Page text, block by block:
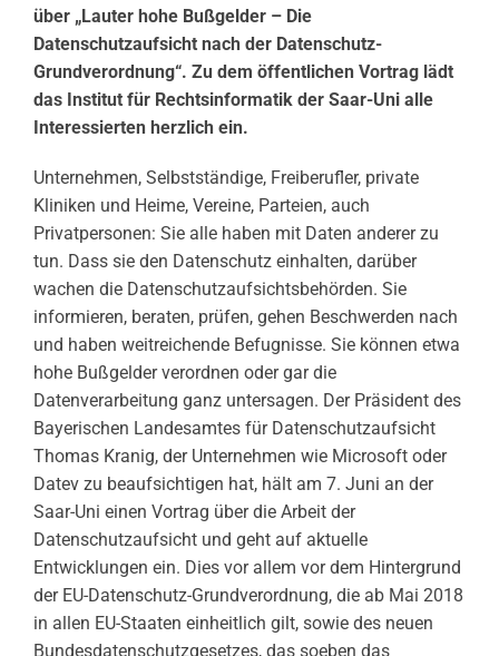
über „Lauter hohe Bußgelder – Die
Datenschutzaufsicht nach der Datenschutz-
Grundverordnung“. Zu dem öffentlichen Vortrag lädt
das Institut für Rechtsinformatik der Saar-Uni alle
Interessierten herzlich ein.
Unternehmen, Selbstständige, Freiberufler, private
Kliniken und Heime, Vereine, Parteien, auch
Privatpersonen: Sie alle haben mit Daten anderer zu
tun. Dass sie den Datenschutz einhalten, darüber
wachen die Datenschutzaufsichtsbehörden. Sie
informieren, beraten, prüfen, gehen Beschwerden nach
und haben weitreichende Befugnisse. Sie können etwa
hohe Bußgelder verordnen oder gar die
Datenverarbeitung ganz untersagen. Der Präsident des
Bayerischen Landesamtes für Datenschutzaufsicht
Thomas Kranig, der Unternehmen wie Microsoft oder
Datev zu beaufsichtigen hat, hält am 7. Juni an der
Saar-Uni einen Vortrag über die Arbeit der
Datenschutzaufsicht und geht auf aktuelle
Entwicklungen ein. Dies vor allem vor dem Hintergrund
der EU-Datenschutz-Grundverordnung, die ab Mai 2018
in allen EU-Staaten einheitlich gilt, sowie des neuen
Bundesdatenschutzgesetzes, das soeben das